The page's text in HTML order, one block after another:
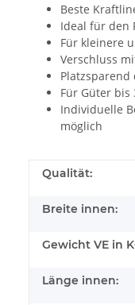
Beste
Ideal für den
Für kleinere
Verschluss
Für Güter bis
Individuelle
möglich
Qualität:
Breite innen:
Gewicht VE in
Länge innen: